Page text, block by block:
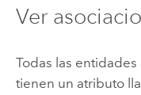
Ver
Todas las
tienen un atributo